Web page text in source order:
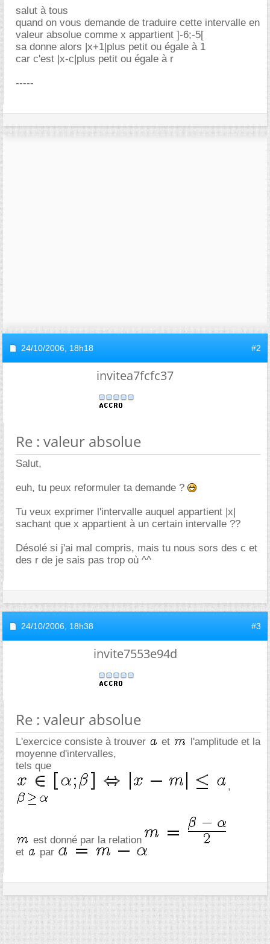
salut à tous
quand on vous demande de traduire cette intervalle en
valeur absolue comme x appartient ]-6;-5[
sa donne alors |x+1|plus petit ou égale à 1
car c'est |x-c|plus petit ou égale à r
-----
24/10/2006, 18h18 #2
invitea7fcfc37
Re : valeur absolue
Salut,
euh, tu peux reformuler ta demande ?
Tu veux exprimer l'intervalle auquel appartient |x|
sachant que x appartient à un certain intervalle ??
Désolé si j'ai mal compris, mais tu nous sors des c et
des r de je sais pas trop où ^^
24/10/2006, 18h38 #3
invite7553e94d
Re : valeur absolue
L'exercice consiste à trouver et
l'amplitude et la
moyenne d'intervalles,
tels que
,
est donné par la relation
et
par